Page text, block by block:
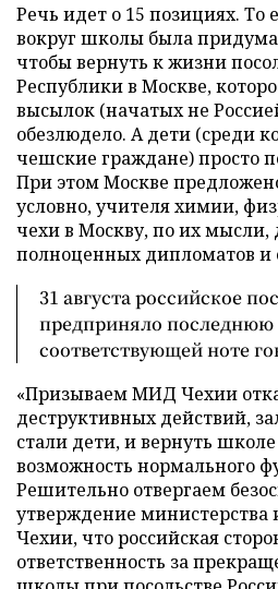
Речь идет о 15 позициях. То
вокруг школы была
чтобы вернуть к жизни
Республики в Москве,
высылок (начатых не
обезлюдело. А дети (среди
чешские граждане) просто
При этом Москве
условно, учителя химии,
чехи в Москву, по их
полноценных дипломатов и
31 августа российское
предприняло последнюю
соответствующей ноте
«Призываем МИД Чехии
деструктивных действий,
стали дети, и вернуть
возможность нормального
Решительно отвергаем
утверждение министерства
Чехии, что российская
ответственность за